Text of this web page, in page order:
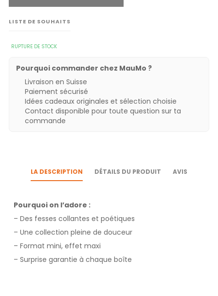
LISTE DE SOUHAITS
RUPTURE DE STOCK
Pourquoi commander chez MauMo ?
Livraison en Suisse
Paiement sécurisé
Idées cadeaux originales et sélection choisie
Contact disponible pour toute question sur ta
commande
LA DESCRIPTION DÉTAILS DU PRODUIT AVIS
Pourquoi on l’adore :
– Des fesses collantes et poétiques
– Une collection pleine de douceur
– Format mini, effet maxi
– Surprise garantie à chaque boîte